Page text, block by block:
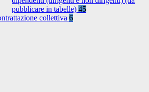
pubblicare in tabelle) 45
collettiva 6